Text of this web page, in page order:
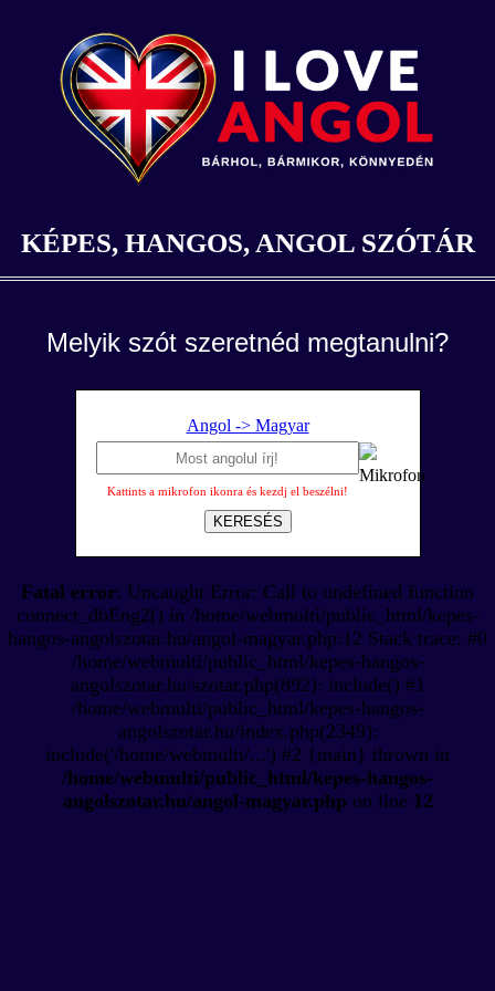
KÉPES, HANGOS, ANGOL SZÓTÁR
Melyik szót szeretnéd megtanulni?
Angol -> Magyar
Kattints a mikrofon ikonra és kezdj el beszélni!
KERESÉS
Fatal error: Uncaught Error: Call to undefined function
connect_dbEng2() in /home/webmulti/public_html/kepes-
hangos-angolszotar.hu/angol-magyar.php:12 Stack trace: #0
/home/webmulti/public_html/kepes-hangos-
angolszotar.hu/szotar.php(892): include() #1
/home/webmulti/public_html/kepes-hangos-
angolszotar.hu/index.php(2349):
include('/home/webmulti/...') #2 {main} thrown in
/home/webmulti/public_html/kepes-hangos-
angolszotar.hu/angol-magyar.php on line 12